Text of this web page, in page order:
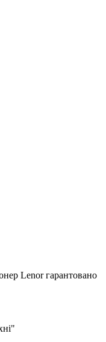
Lenor гарантовано